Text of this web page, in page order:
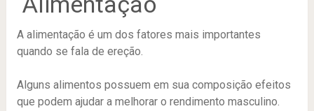
A alimentação é um dos fatores mais importantes
quando se fala de ereção.
Alguns alimentos possuem em sua composição efeitos
que podem ajudar a melhorar o rendimento masculino.